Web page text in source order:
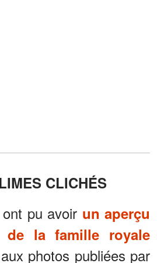
CLICHÉS
pu avoir un aperçu
de la famille royale
photos publiées par